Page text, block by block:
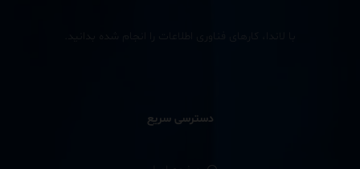
با لاندا، کارهای فناوری اطلاعات را انجام شده بدانید.
دسترسی سریع